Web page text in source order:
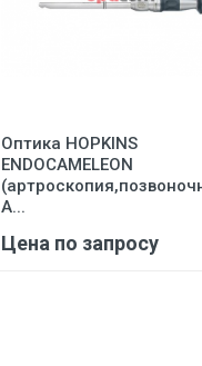
Оптика HOPKINS
ENDOCAMELEON
А...
Цена по запросу